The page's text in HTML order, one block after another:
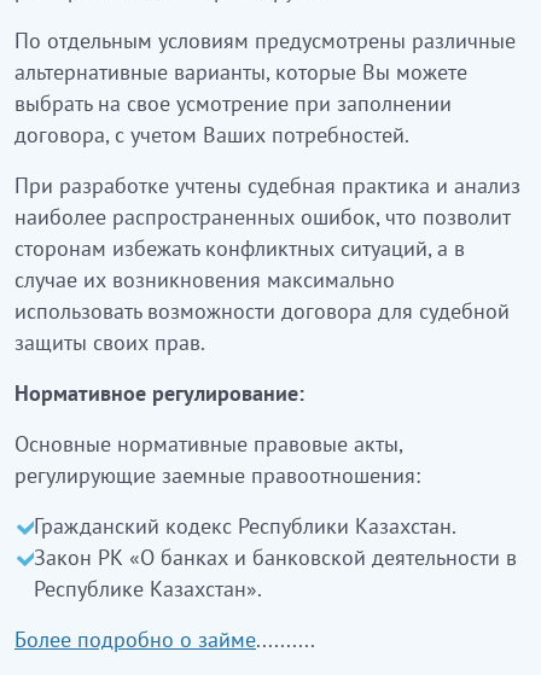
По отдельным условиям предусмотрены различные
альтернативные варианты, которые Вы можете
выбрать на свое усмотрение при заполнении
договора, с учетом Ваших потребностей.
При разработке учтены судебная практика и анализ
наиболее распространенных ошибок, что позволит
сторонам избежать конфликтных ситуаций, а в
случае их возникновения максимально
использовать возможности договора для судебной
защиты своих прав.
Нормативное регулирование:
Основные нормативные правовые акты,
регулирующие заемные правоотношения:
Гражданский кодекс Республики Казахстан.
Закон РК «О банках и банковской деятельности в
Республике Казахстан».
Более подробно о займе..........